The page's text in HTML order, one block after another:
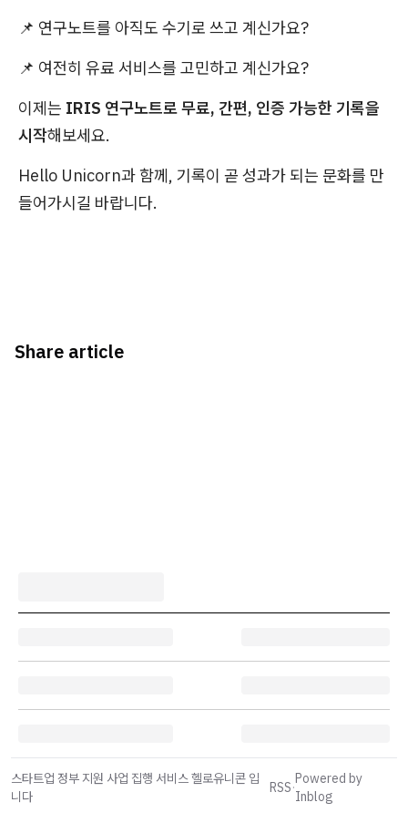
📌 연구노트를 아직도 수기로 쓰고 계신가요?
📌 여전히 유료 서비스를 고민하고 계신가요?
이제는 IRIS 연구노트로 무료, 간편, 인증 가능한 기록을
시작해보세요.
Hello Unicorn과 함께, 기록이 곧 성과가 되는 문화를 만
들어가시길 바랍니다.
Share article
스타트업 정부 지원 사업 집행 서비스 헬로유니콘 입
니다
RSS·
Powered by
Inblog